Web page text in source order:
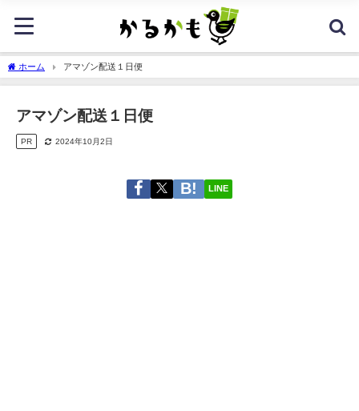
ホーム アマゾン配送１日便
アマゾン配送１日便
PR 2024年10月2日
LINE